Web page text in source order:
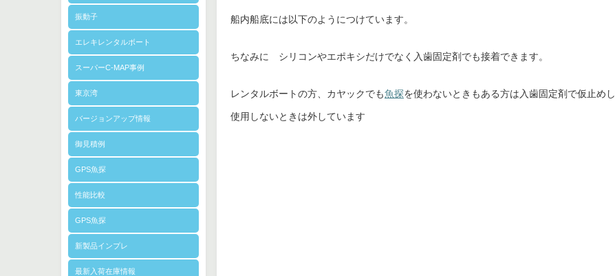
振動子
エレキレンタルボート
スーパーC-MAP事例
東京湾
バージョンアップ情報
御見積例
GPS魚探
性能比較
GPS魚探
新製品インプレ
最新入荷在庫情報
船内船底には以下のようにつけています。
ちなみに シリコンやエポキシだけでなく入歯固定剤でも接着できます。
レンタルボートの方、 カヤックでも魚探を使わないときもある方は入歯固定剤で仮止めし
使用しないときは外しています